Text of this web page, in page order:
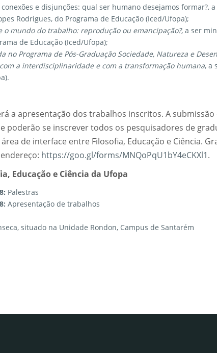
conexões e disjunções: qual ser humano desejamos formar?,
Rodrigues, do Programa de Educação (Iced/Ufopa);
o mundo do trabalho: reprodução ou emancipação?, a ser
de Educação (Iced/Ufopa);
no Programa de Pós-Graduação Sociedade, Natureza e
a interdisciplinaridade e com a transformação humana, a
a apresentação dos trabalhos inscritos. A
poderão se inscrever todos os pesquisadores de
de interface entre Filosofia, Educação e Ciência.
https://goo.gl/forms/MNQoPqU1bY4eCKXl1.
Educação e Ciência da Ufopa
Palestras
Apresentação de trabalhos
situado na Unidade Rondon, Campus de Santarém